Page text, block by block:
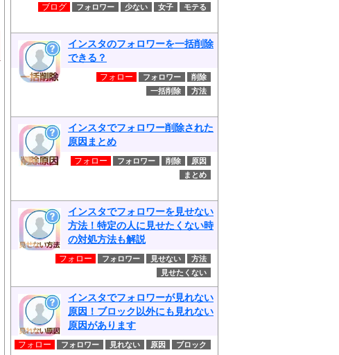
ブログ フォロワー 少ない 女子 モテる
インスタのフォロワーを一括削除
できる？
フォロー フォロワー
削除
一括削除
方法
インスタでフォロワー削除された
原因まとめ
フォロー フォロワー 削除
原因
まとめ
インスタでフォロワーを見せない
方法！特定の人に見せたくない時
の対処方法も解説
フォロー フォロワー 見せない
方法
見せたくない
インスタでフォロワーが見れない
原因！ブロック以外にも見れない
原因があります
フォロー フォロワー 見れない 原因 ブロック